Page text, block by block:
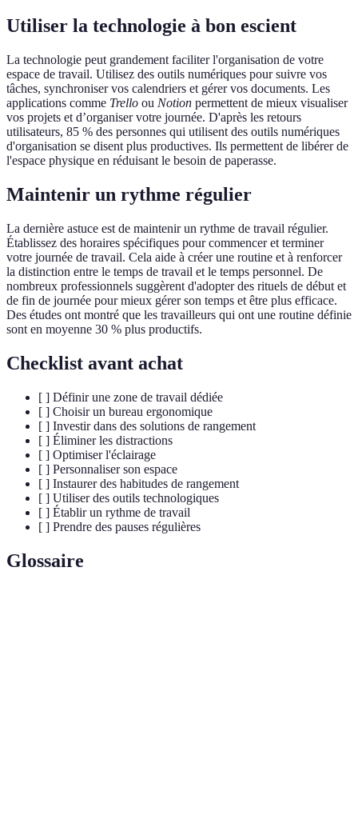
Utiliser la technologie à bon escient
La technologie peut grandement faciliter l'organisation de votre
espace de travail. Utilisez des outils numériques pour suivre vos
tâches, synchroniser vos calendriers et gérer vos documents. Les
applications comme Trello ou Notion permettent de mieux visualiser
vos projets et d’organiser votre journée. D'après les retours
utilisateurs, 85 % des personnes qui utilisent des outils numériques
d'organisation se disent plus productives. Ils permettent de libérer de
l'espace physique en réduisant le besoin de paperasse.
Maintenir un rythme régulier
La dernière astuce est de maintenir un rythme de travail régulier.
Établissez des horaires spécifiques pour commencer et terminer
votre journée de travail. Cela aide à créer une routine et à renforcer
la distinction entre le temps de travail et le temps personnel. De
nombreux professionnels suggèrent d'adopter des rituels de début et
de fin de journée pour mieux gérer son temps et être plus efficace.
Des études ont montré que les travailleurs qui ont une routine définie
sont en moyenne 30 % plus productifs.
Checklist avant achat
[ ] Définir une zone de travail dédiée
[ ] Choisir un bureau ergonomique
[ ] Investir dans des solutions de rangement
[ ] Éliminer les distractions
[ ] Optimiser l'éclairage
[ ] Personnaliser son espace
[ ] Instaurer des habitudes de rangement
[ ] Utiliser des outils technologiques
[ ] Établir un rythme de travail
[ ] Prendre des pauses régulières
Glossaire